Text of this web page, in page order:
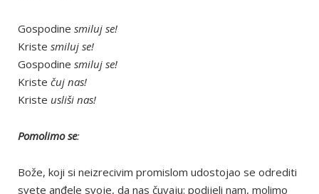
Gospodine smiluj se!
Kriste smiluj se!
Gospodine smiluj se!
Kriste čuj nas!
Kriste usliši nas!
Pomolimo se:
Bože, koji si neizrecivim promislom udostojao se odrediti
svete anđele svoje, da nas čuvaju: podijeli nam, molimo